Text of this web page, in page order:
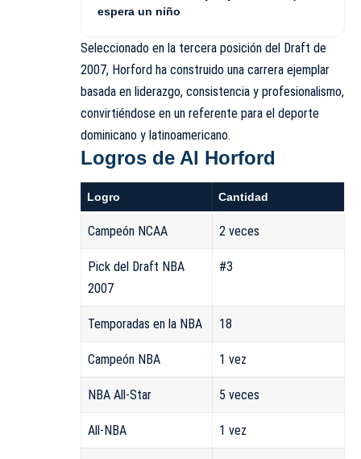
espera un niño
Seleccionado en la tercera posición del Draft de
2007, Horford ha construido una carrera ejemplar
basada en liderazgo, consistencia y profesionalismo,
convirtiéndose en un referente para el deporte
dominicano y latinoamericano.
Logros de Al Horford
Logro Cantidad
Campeón NCAA 2 veces
Pick del Draft NBA
2007
#3
Temporadas en la NBA 18
Campeón NBA 1 vez
NBA All-Star 5 veces
All-NBA 1 vez